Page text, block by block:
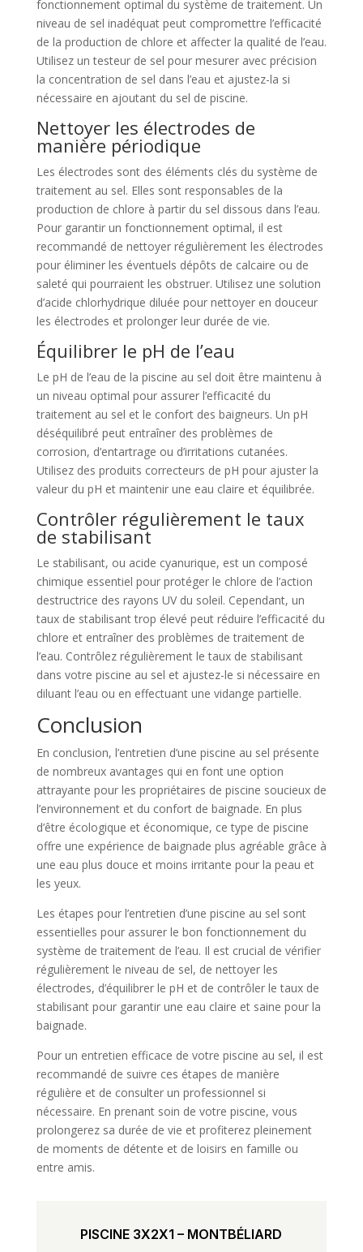
fonctionnement optimal du système de traitement. Un
niveau de sel inadéquat peut compromettre l’efficacité
de la production de chlore et affecter la qualité de l’eau.
Utilisez un testeur de sel pour mesurer avec précision
la concentration de sel dans l’eau et ajustez-la si
nécessaire en ajoutant du sel de piscine.
Nettoyer les électrodes de
manière périodique
Les électrodes sont des éléments clés du système de
traitement au sel. Elles sont responsables de la
production de chlore à partir du sel dissous dans l’eau.
Pour garantir un fonctionnement optimal, il est
recommandé de nettoyer régulièrement les électrodes
pour éliminer les éventuels dépôts de calcaire ou de
saleté qui pourraient les obstruer. Utilisez une solution
d’acide chlorhydrique diluée pour nettoyer en douceur
les électrodes et prolonger leur durée de vie.
Équilibrer le pH de l’eau
Le pH de l’eau de la piscine au sel doit être maintenu à
un niveau optimal pour assurer l’efficacité du
traitement au sel et le confort des baigneurs. Un pH
déséquilibré peut entraîner des problèmes de
corrosion, d’entartrage ou d’irritations cutanées.
Utilisez des produits correcteurs de pH pour ajuster la
valeur du pH et maintenir une eau claire et équilibrée.
Contrôler régulièrement le taux
de stabilisant
Le stabilisant, ou acide cyanurique, est un composé
chimique essentiel pour protéger le chlore de l’action
destructrice des rayons UV du soleil. Cependant, un
taux de stabilisant trop élevé peut réduire l’efficacité du
chlore et entraîner des problèmes de traitement de
l’eau. Contrôlez régulièrement le taux de stabilisant
dans votre piscine au sel et ajustez-le si nécessaire en
diluant l’eau ou en effectuant une vidange partielle.
Conclusion
En conclusion, l’entretien d’une piscine au sel présente
de nombreux avantages qui en font une option
attrayante pour les propriétaires de piscine soucieux de
l’environnement et du confort de baignade. En plus
d’être écologique et économique, ce type de piscine
offre une expérience de baignade plus agréable grâce à
une eau plus douce et moins irritante pour la peau et
les yeux.
Les étapes pour l’entretien d’une piscine au sel sont
essentielles pour assurer le bon fonctionnement du
système de traitement de l’eau. Il est crucial de vérifier
régulièrement le niveau de sel, de nettoyer les
électrodes, d’équilibrer le pH et de contrôler le taux de
stabilisant pour garantir une eau claire et saine pour la
baignade.
Pour un entretien efficace de votre piscine au sel, il est
recommandé de suivre ces étapes de manière
régulière et de consulter un professionnel si
nécessaire. En prenant soin de votre piscine, vous
prolongerez sa durée de vie et profiterez pleinement
de moments de détente et de loisirs en famille ou
entre amis.
PISCINE 3X2X1 – MONTBÉLIARD